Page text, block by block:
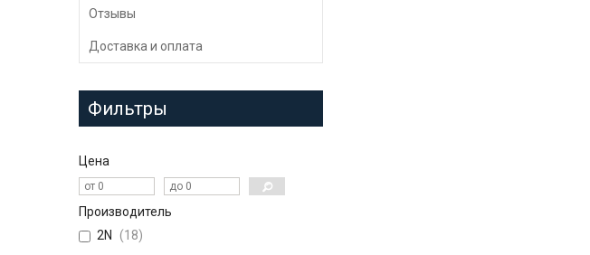
Отзывы
Доставка и оплата
Фильтры
Цена
Производитель
2N
18